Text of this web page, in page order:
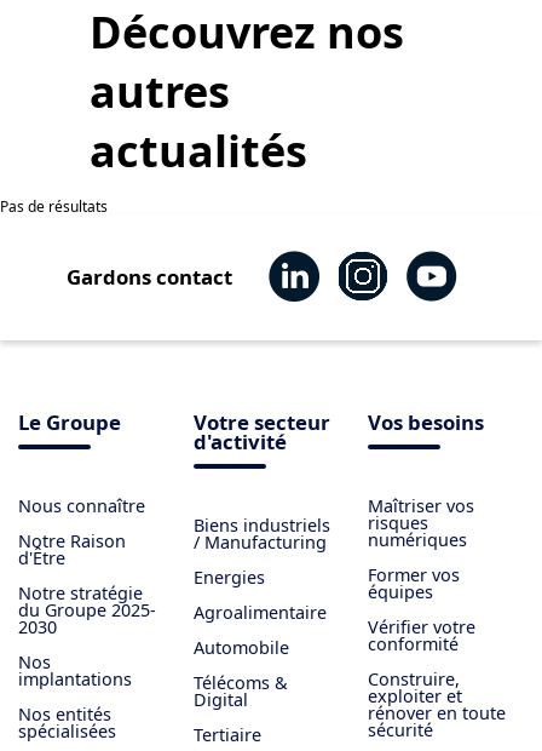
Découvrez nos
autres
actualités
Pas de résultats
Gardons contact
Le Groupe
Nous connaître
Notre Raison
d'Être
Notre stratégie
du Groupe 2025-
2030
Nos
implantations
Nos entités
spécialisées
Votre secteur
d'activité
Biens industriels
/ Manufacturing
Energies
Agroalimentaire
Automobile
Télécoms &
Digital
Tertiaire
Vos besoins
Maîtriser vos
risques
numériques
Former vos
équipes
Vérifier votre
conformité
Construire,
exploiter et
rénover en toute
sécurité